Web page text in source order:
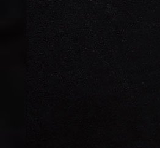
Adet Pasta
Meyve Tabağı